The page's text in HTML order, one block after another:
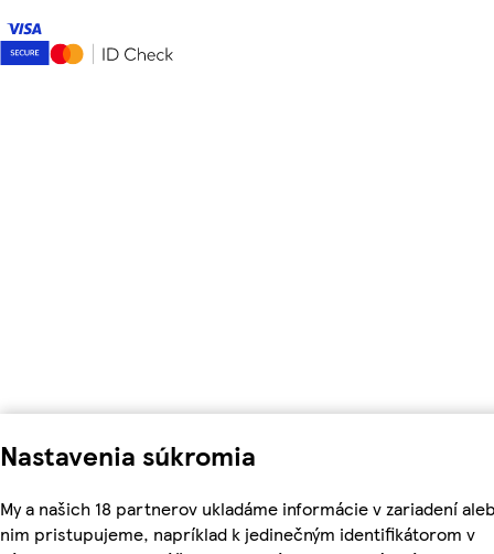
Nastavenia súkromia
My a našich 18 partnerov ukladáme informácie v zariadení
nim pristupujeme, napríklad k jedinečným identifikátorom v